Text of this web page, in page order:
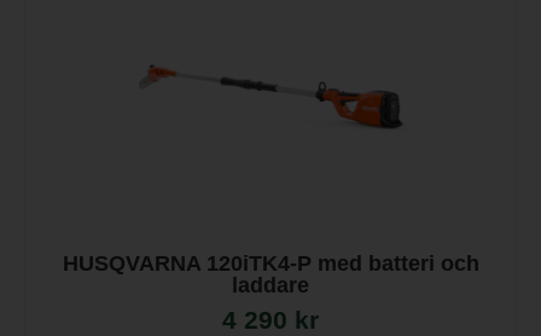
HUSQVARNA 120iTK4-P med batteri och
laddare
4 290 kr